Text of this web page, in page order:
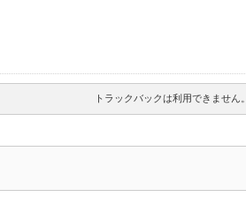
トラックバックは利用できません。